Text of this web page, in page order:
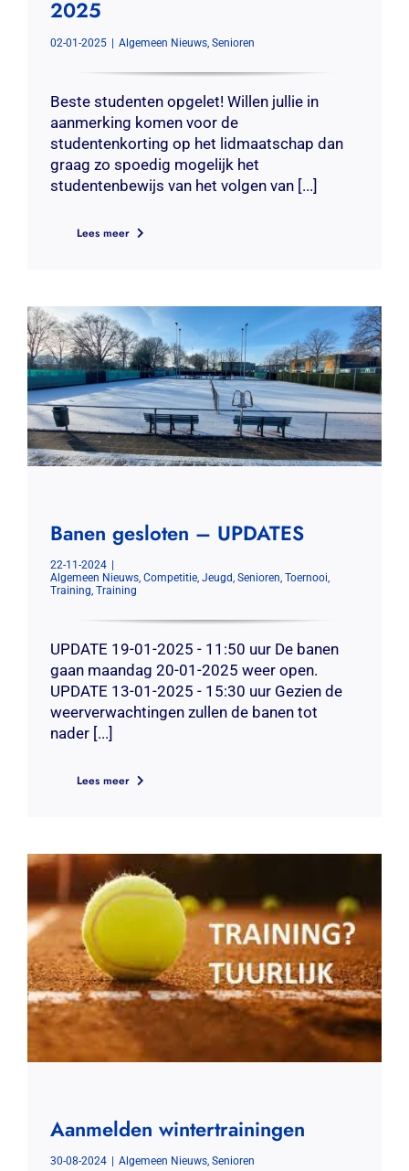
Contact
naar:
2025
02-01-2025 | Algemeen Nieuws, Senioren
Beste studenten opgelet! Willen jullie in
aanmerking komen voor de
studentenkorting op het lidmaatschap dan
graag zo spoedig mogelijk het
studentenbewijs van het volgen van [...]
Lees meer
Banen gesloten – UPDATES
22-11-2024 |
Algemeen Nieuws, Competitie, Jeugd Senioren Toernooi
Training Training
UPDATE 19-01-2025 - 11:50 uur De banen
gaan maandag 20-01-2025 weer open.
UPDATE 13-01-2025 - 15:30 uur Gezien de
weerverwachtingen zullen de banen tot
nader [...]
Lees meer
Aanmelden wintertrainingen
30-08-2024 Algemeen Nieuws, Senioren